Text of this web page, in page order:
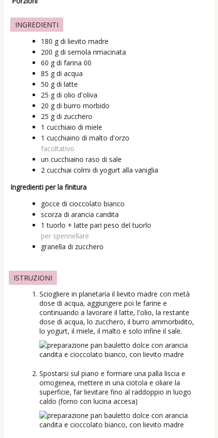
INGREDIENTI
180 g di lievito madre
200 g di semola rimacinata
60 g di farina 00
85 g di acqua
50 g di latte
25 g di olio d'oliva
20 g di burro morbido
25 g di zucchero
1 cucchiaio di miele
1 cucchiaino di malto d'orzo
facoltativo
un cucchiaino raso di sale
2 cucchiai colmi di yogurt alla vaniglia
Ingredienti per la finitura
gocce di cioccolato bianco
scorza di arancia candita
1 tuorlo + latte pari peso del tuorlo
per spennellare
granella di zucchero
ISTRUZIONI
Sciogliere in planetaria il lievito madre con metà
dose di acqua, aggiungere poi le farine e
continuando a lavorare il latte, l'olio, la restante
dose di acqua, lo zucchero, il burro ammorbidito,
lo yogurt, il miele, il malto e solo infine il sale.
Spostarsi sul piano e formare una palla liscia e
omogenea, mettere in una ciotola e oliare la
superficie, far lievitare fino al raddoppio in luogo
caldo (forno con lucina accesa)